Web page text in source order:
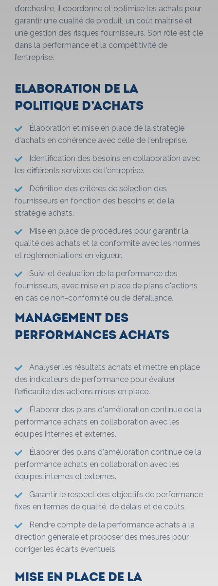
d’orchestre, il coordonne et optimise les achats pour
garantir une qualité de produit, un coût maîtrisé et
une gestion des risques fournisseurs. Son rôle est clé
dans la performance et la compétitivité de
l’entreprise.
Elaboration de la
politique d’achats
Élaboration et mise en place de la stratégie
d'achats en cohérence avec celle de l'entreprise.
Identification des besoins en collaboration avec
les différents services de l'entreprise.
Définition des critères de sélection des
fournisseurs en fonction des besoins et de la
stratégie achats.
Mise en place de procédures pour garantir la
qualité des achats et la conformité avec les normes
et réglementations en vigueur.
Suivi et évaluation de la performance des
fournisseurs, avec mise en place de plans d'actions
en cas de non-conformité ou de défaillance.
Management des
performances achats
Analyser les résultats achats et mettre en place
des indicateurs de performance pour évaluer
l'efficacité des actions mises en place.
Élaborer des plans d'amélioration continue de la
performance achats en collaboration avec les
équipes internes et externes.
Élaborer des plans d'amélioration continue de la
performance achats en collaboration avec les
équipes internes et externes.
Garantir le respect des objectifs de performance
fixés en termes de qualité, de délais et de coûts.
Rendre compte de la performance achats à la
direction générale et proposer des mesures pour
corriger les écarts éventuels.
Mise en place de la